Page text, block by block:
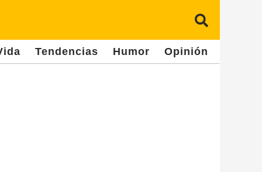
Tendencias Humor Opinión